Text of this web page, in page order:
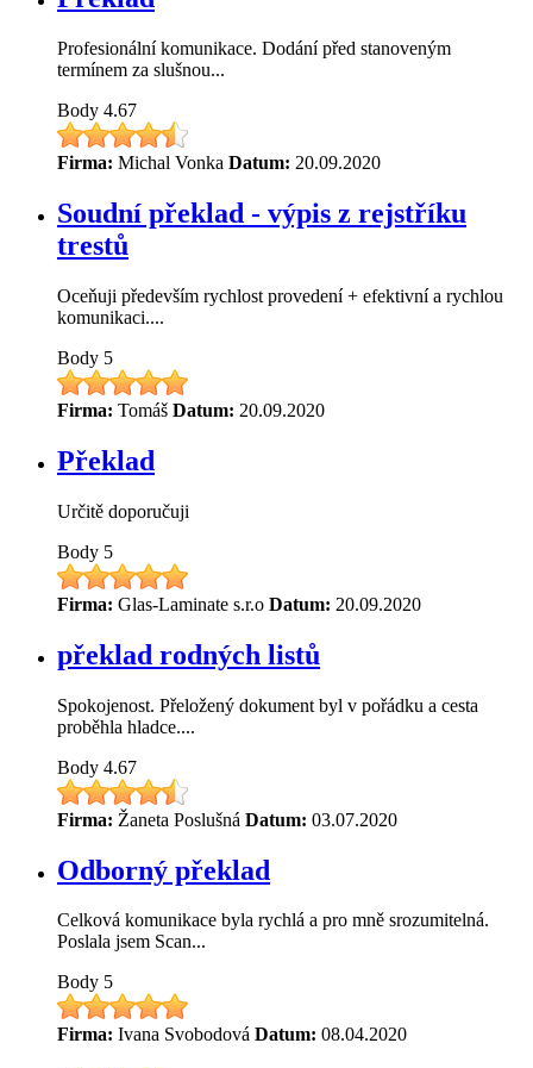
Profesionální komunikace. Dodání před stanoveným
termínem za slušnou...
Body 4.67
Firma: Michal Vonka Datum: 20.09.2020
Soudní překlad - výpis z rejstříku
trestů
Oceňuji především rychlost provedení + efektivní a rychlou
komunikaci....
Body 5
Firma: Tomáš Datum: 20.09.2020
Překlad
Určitě doporučuji
Body 5
Firma: Glas-Laminate s.r.o Datum: 20.09.2020
překlad rodných listů
Spokojenost. Přeložený dokument byl v pořádku a cesta
proběhla hladce....
Body 4.67
Firma: Žaneta Poslušná Datum: 03.07.2020
Odborný překlad
Celková komunikace byla rychlá a pro mně srozumitelná.
Poslala jsem Scan...
Body 5
Firma: Ivana Svobodová Datum: 08.04.2020